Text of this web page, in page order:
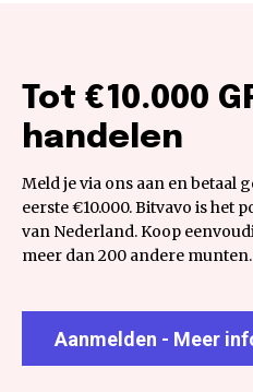
Tot €10.000
handelen
Meld je via ons aan en betaal
eerste €10.000. Bitvavo is het
van Nederland. Koop
meer dan 200 andere munten.
Aanmelden - Meer